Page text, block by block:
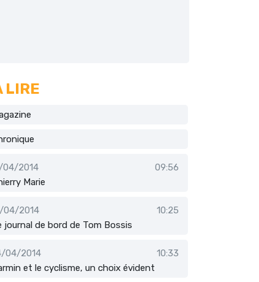
LIRE
04/2014
09:56
Marie
04/2014
10:25
journal de bord de Tom Bossis
04/2014
10:33
et le cyclisme, un choix évident